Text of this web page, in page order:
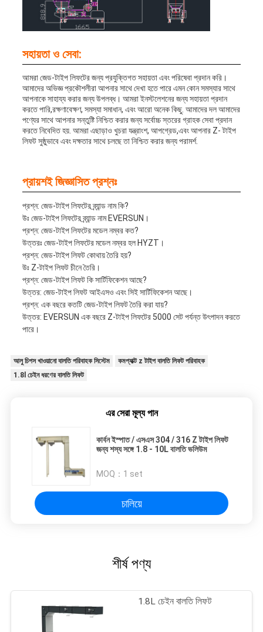
সহায়তা ও সেবা:
আমরা জেড-টাইপ লিফটের জন্য প্রযুক্তিগত সহায়তা এবং পরিষেবা প্রদান করি।
আমাদের অভিজ্ঞ প্রকৌশলীরা আপনার সাথে দেখা হতে পারে এমন কোন সমস্যার সাথে
আপনাকে সাহায্য করার জন্য উপলব্ধ। আমরা ইনস্টলেশনের জন্য সহায়তা প্রদান
করতে পারি,রক্ষণাবেক্ষণ, সমস্যা সমাধান, এবং আরো অনেক কিছু. আমাদের দল আমাদের
পণ্যের সাথে আপনার সন্তুষ্টি নিশ্চিত করার জন্য সর্বোচ্চ স্তরের গ্রাহক সেবা প্রদান
করতে নিবেদিত হয়. আমরা এছাড়াও খুচরা যন্ত্রাংশ, আপগ্রেড,এবং আপনার Z- টাইপ
লিফট সুষ্ঠুভাবে এবং দক্ষতার সাথে চলছে তা নিশ্চিত করার জন্য পরামর্শ.
প্রায়শই জিজ্ঞাসিত প্রশ্নঃ
প্রশ্ন: জেড-টাইপ লিফটের ব্র্যান্ড নাম কি?
উঃ জেড-টাইপ লিফটের ব্র্যান্ড নাম EVERSUN।
প্রশ্ন: জেড-টাইপ লিফটের মডেল নম্বর কত?
উত্তরঃ জেড-টাইপ লিফটের মডেল নম্বর হল HYZT।
প্রশ্ন: জেড-টাইপ লিফট কোথায় তৈরি হয়?
উঃ Z-টাইপ লিফট চীনে তৈরি।
প্রশ্ন: জেড-টাইপ লিফট কি সার্টিফিকেশন আছে?
উত্তর: জেড-টাইপ লিফট আইএসও এবং সিই সার্টিফিকেশন আছে।
প্রশ্ন: এক বছরে কতটি জেড-টাইপ লিফট তৈরি করা যায়?
উত্তর: EVERSUN এক বছরে Z-টাইপ লিফটের 5000 সেট পর্যন্ত উৎপাদন করতে
পারে।
আলু চিপস খাওয়ানো বালতি পরিবাহক সিস্টেম
কমপ্যাক্ট z টাইপ বালতি লিফট পরিবাহক
1.8l চেইন ধরণের বালতি লিফট
এর সেরা মূল্য পান
কার্বন ইস্পাত / এসএস 304 / 316 Z টাইপ লিফট
জন্য শস্য সঙ্গে 1.8 - 10L বালতি ভলিউম
MOQ： 1 set
চালিয়ে
শীর্ষ পণ্য
1.8L চেইন বালতি লিফট